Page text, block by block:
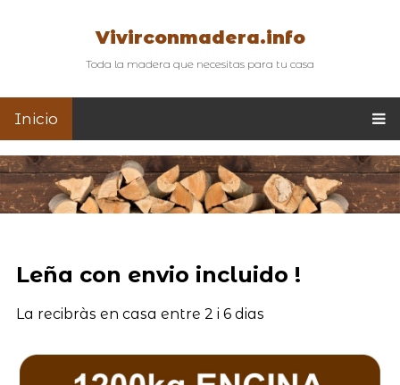
Vivirconmadera.info
Toda la madera que necesitas para tu casa
Inicio
Leña con envio incluido !
La recibràs en casa entre 2 i 6 dias